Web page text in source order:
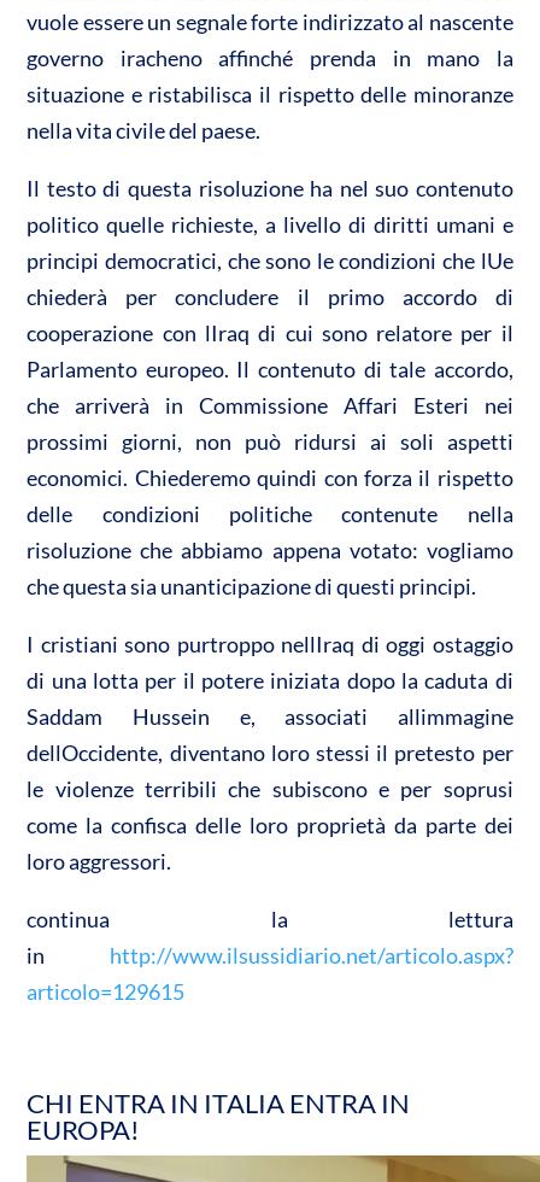
vuole essere un segnale forte indirizzato al nascente
governo iracheno affinché prenda in mano la
situazione e ristabilisca il rispetto delle minoranze
nella vita civile del paese.
Il testo di questa risoluzione ha nel suo contenuto
politico quelle richieste, a livello di diritti umani e
principi democratici, che sono le condizioni che lUe
chiederà per concludere il primo accordo di
cooperazione con lIraq di cui sono relatore per il
Parlamento europeo. Il contenuto di tale accordo,
che arriverà in Commissione Affari Esteri nei
prossimi giorni, non può ridursi ai soli aspetti
economici. Chiederemo quindi con forza il rispetto
delle condizioni politiche contenute nella
risoluzione che abbiamo appena votato: vogliamo
che questa sia unanticipazione di questi principi.
I cristiani sono purtroppo nellIraq di oggi ostaggio
di una lotta per il potere iniziata dopo la caduta di
Saddam Hussein e, associati allimmagine
dellOccidente, diventano loro stessi il pretesto per
le violenze terribili che subiscono e per soprusi
come la confisca delle loro proprietà da parte dei
loro aggressori.
continua la lettura
in http://www.ilsussidiario.net/articolo.aspx?
articolo=129615
CHI ENTRA IN ITALIA ENTRA IN
EUROPA!